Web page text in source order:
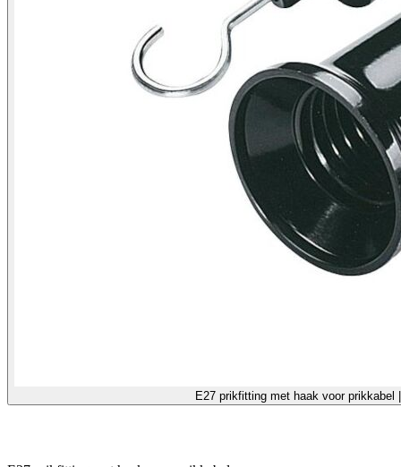
E27 prikfitting met haak voor prikkabel